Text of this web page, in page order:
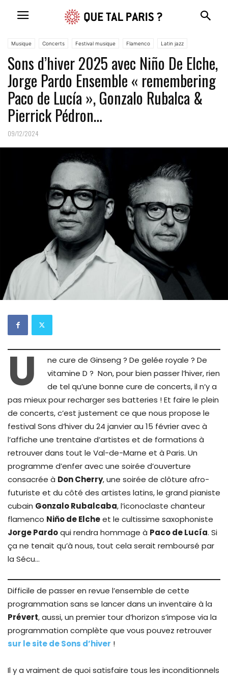
Musique Concerts Festival musique Flamenco Latin jazz
Sons d’hiver 2025 avec Niño De Elche,
Jorge Pardo Ensemble « remembering
Paco de Lucía », Gonzalo Rubalca &
Pierrick Pédron…
09/12/2024
U
ne cure de Ginseng ? De gelée royale ? De
vitamine D ? Non, pour bien passer l’hiver, rien
de tel qu’une bonne cure de concerts, il n’y a
pas mieux pour recharger ses batteries ! Et faire le plein
de concerts, c’est justement ce que nous propose le
festival Sons d’hiver du 24 janvier au 15 février avec à
l’affiche une trentaine d’artistes et de formations à
retrouver dans tout le Val-de-Marne et à Paris. Un
programme d’enfer avec une soirée d’ouverture
consacrée à Don Cherry, une soirée de clôture afro-
futuriste et du côté des artistes latins, le grand pianiste
cubain Gonzalo Rubalcaba, l’iconoclaste chanteur
flamenco Niño de Elcheet le cultissime saxophoniste
Jorge Pardoqui rendra hommage à Paco de Lucía. Si
ça ne tenait qu’à nous, tout cela serait remboursé par
la Sécu…
Difficile de passer en revue l’ensemble de cette
programmation sans se lancer dans un inventaire à la
Prévert, aussi, un premier tour d’horizon s’impose via la
programmation complète que vous pouvez retrouver
sur le site de Sons d’hiver !
Il y a vraiment de quoi satisfaire tous les inconditionnels